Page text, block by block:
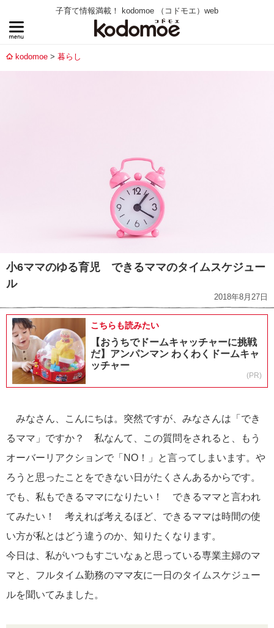
子育て情報満載！ kodomoe （コドモエ）web
kodomoe 暮らし
小6ママのゆる育児 できるママのタイムスケジュー
ル
2018年8月27日
こちらも読みたい
【おうちでドームキャッチャーに挑戦
だ】アンパンマン わくわくドームキャ
ッチャー
(PR)
みなさん、こんにちは。突然ですが、みなさんは「でき
るママ」ですか？ 私なんて、この質問をされると、もう
オーバーリアクションで「NO！」と言ってしまいます。や
ろうと思ったことをできない日がたくさんあるからです。
でも、私もできるママになりたい！ できるママと言われ
てみたい！ 考えれば考えるほど、できるママは時間の使
い方が私とはどう違うのか、知りたくなります。
今日は、私がいつもすごいなぁと思っている専業主婦のマ
マと、フルタイム勤務のママ友に一日のタイムスケジュー
ルを聞いてみました。